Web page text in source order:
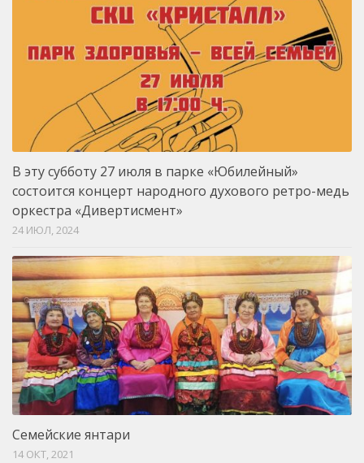
В эту субботу 27 июля в парке «Юбилейный»
состоится концерт народного духового ретро-медь
оркестра «Дивертисмент»
24 ИЮЛ, 2024
Семейские янтари
14 ОКТ, 2021